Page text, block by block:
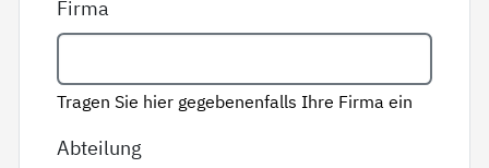
Firma
Tragen Sie hier gegebenenfalls Ihre Firma ein
Abteilung